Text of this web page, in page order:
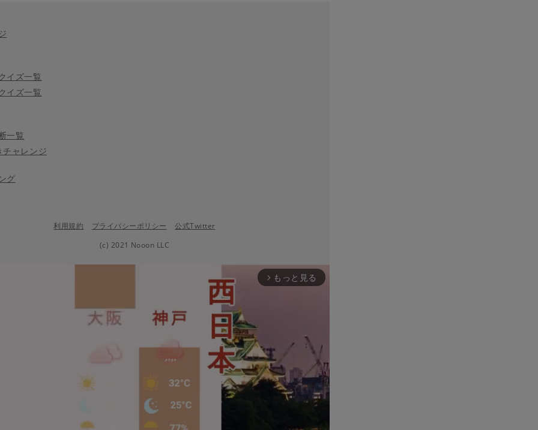
イズ一覧
イズ一覧
一覧
ャレンジ
グ
利用規約 プライバシーポリシー
公式Twitter
(c) 2021 Nooon LLC
arrow_forward_ios もっと見る